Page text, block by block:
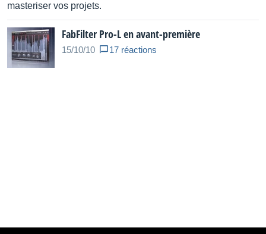
masteriser vos projets.
FabFilter Pro-L en avant-première
15/10/10 17 réactions